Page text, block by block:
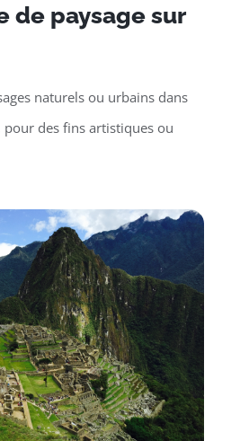
de paysage sur
naturels ou urbains dans
des fins artistiques ou